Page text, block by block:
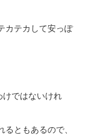
カテカして安っぽ
けではないけれ
ともあるので、